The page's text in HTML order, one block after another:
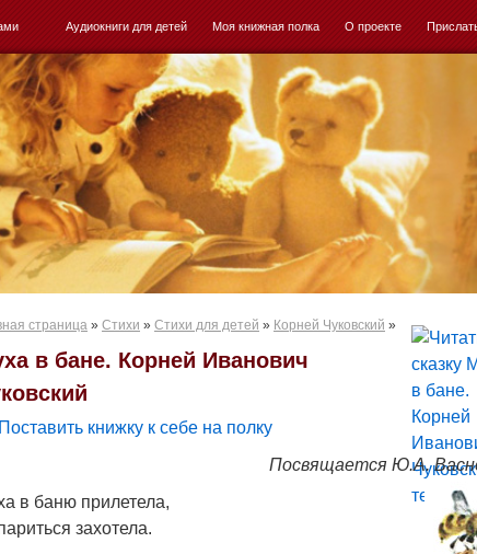
Аудиокниги для детей Моя книжная полка О проекте
страница » Стихи » Стихи для детей » Корней Чуковский »
в бане. Корней Иванович
Поставить книжку к себе на полку
Посвящается Ю.А.
в баню прилетела,
захотела.